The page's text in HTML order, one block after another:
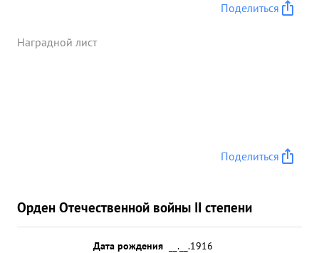
Поделиться
Наградной лист
Поделиться
Орден Отечественной войны II степени
Дата рождения
__.__.1916